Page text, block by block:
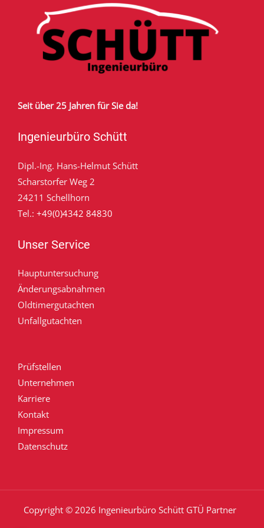
Seit über 25 Jahren für Sie da!
Ingenieurbüro Schütt
Dipl.-Ing. Hans-Helmut Schütt
Scharstorfer Weg 2
24211 Schellhorn
Tel.: +49(0)4342 84830
Unser Service
Hauptuntersuchung
Änderungsabnahmen
Oldtimergutachten
Unfallgutachten
Prüfstellen
Unternehmen
Karriere
Kontakt
Impressum
Datenschutz
Copyright © 2026 Ingenieurbüro Schütt GTÜ Partner